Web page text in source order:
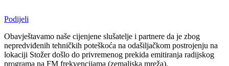
Podijeli
Obavještavamo naše cijenjene slušatelje i partnere da je zbog
nepredviđenih tehničkih poteškoća na odašiljačkom postrojenju na
lokaciji Stožer došlo do privremenog prekida emitiranja radijskog
programa na FM frekvencijama (zemaljska mreža).